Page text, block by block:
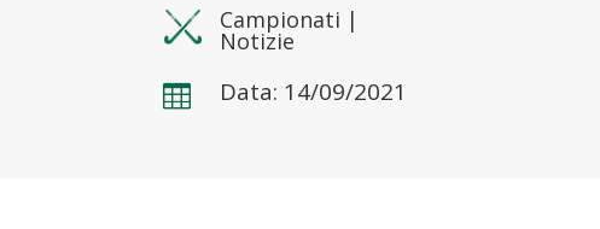
Campionati |
Notizie
 Data: 14/09/2021